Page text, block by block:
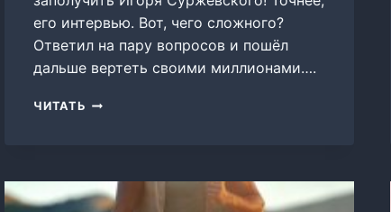
его интервью. Вот, чего сложного?
Ответил на пару вопросов и пошёл
дальше вертеть своими миллионами….
ЧИТАТЬ ВТОРОЙ